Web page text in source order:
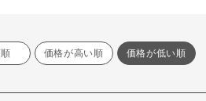
価格が高い順 価格が低い順